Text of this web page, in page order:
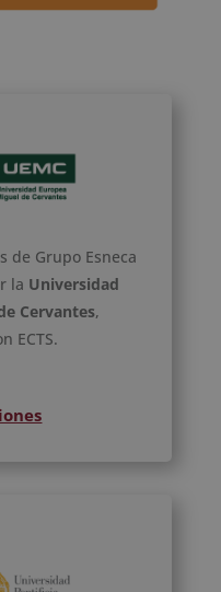
de Grupo Esneca
la Universidad
Cervantes,
ECTS.